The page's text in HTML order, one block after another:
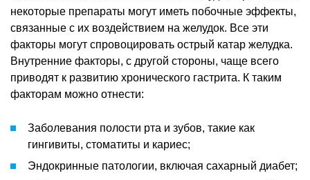
некоторые препараты могут иметь побочные эффекты,
связанные с их воздействием на желудок. Все эти
факторы могут спровоцировать острый катар желудка.
Внутренние факторы, с другой стороны, чаще всего
приводят к развитию хронического гастрита. К таким
факторам можно отнести:
Заболевания полости рта и зубов, такие как
гингивиты, стоматиты и кариес;
Эндокринные патологии, включая сахарный диабет;